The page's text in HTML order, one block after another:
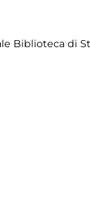
Biblioteca di